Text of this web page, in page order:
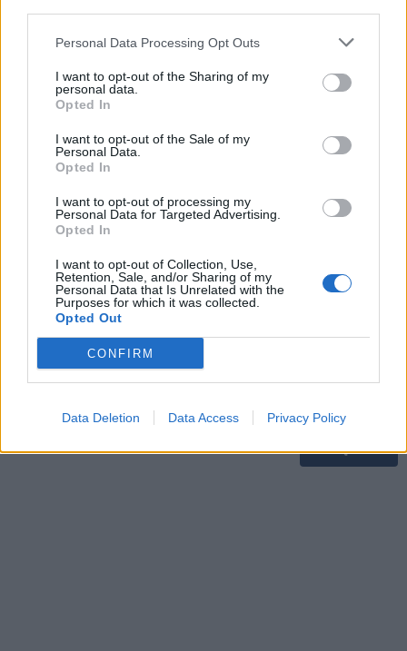
Personal Data Processing Opt Outs
I want to opt-out of the Sharing of my
personal data.
Opted In
I want to opt-out of the Sale of my
Personal Data.
Opted In
I want to opt-out of processing my
Personal Data for Targeted Advertising.
Opted In
I want to opt-out of Collection, Use,
Retention, Sale, and/or Sharing of my
Personal Data that Is Unrelated with the
Purposes for which it was collected.
Opted Out
CONFIRM
Data Deletion Data Access Privacy Policy
Rašyti komentarą
Jūsų vardas
Komentaras
Sutinku sutaisyklėmis
reCAPTCHA and the Google
apply.